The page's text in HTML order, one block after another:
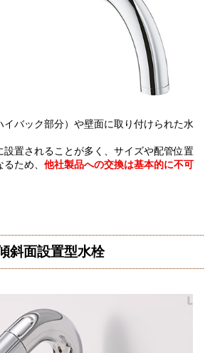
バック部分）や壁面に取り付けられた水
設置されることが多く、サイズや配管位置
ため、 他社製品への交換は基本的に不可
斜面設置型水栓